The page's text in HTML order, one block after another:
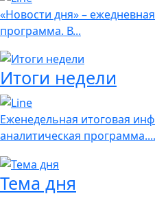
«Новости дня» –
программа. В...
Итоги недели
Еженедельная итоговая
аналитическая программа....
Тема дня